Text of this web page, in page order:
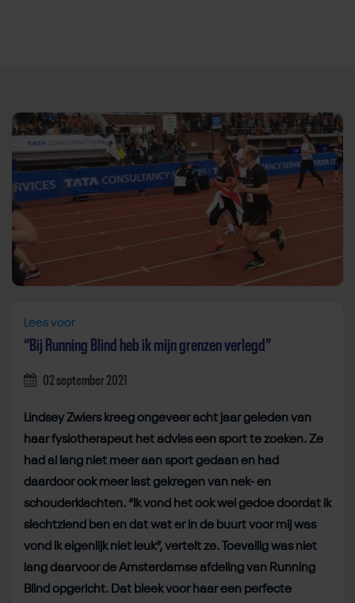
Direct door naar content
Lees voor
“Bij Running Blind heb ik mijn grenzen verlegd”
02 september 2021
Lindsey Zwiers kreeg ongeveer acht jaar geleden van
haar fysiotherapeut het advies een sport te zoeken. Ze
had al lang niet meer aan sport gedaan en had
daardoor ook meer last gekregen van nek- en
schouderklachten. “Ik vond het ook wel gedoe doordat ik
slechtziend ben en dat wat er in de buurt voor mij was
vond ik eigenlijk niet leuk”, vertelt ze. Toevallig was niet
lang daarvoor de Amsterdamse afdeling van Running
Blind opgericht. Dat bleek voor haar een perfecte